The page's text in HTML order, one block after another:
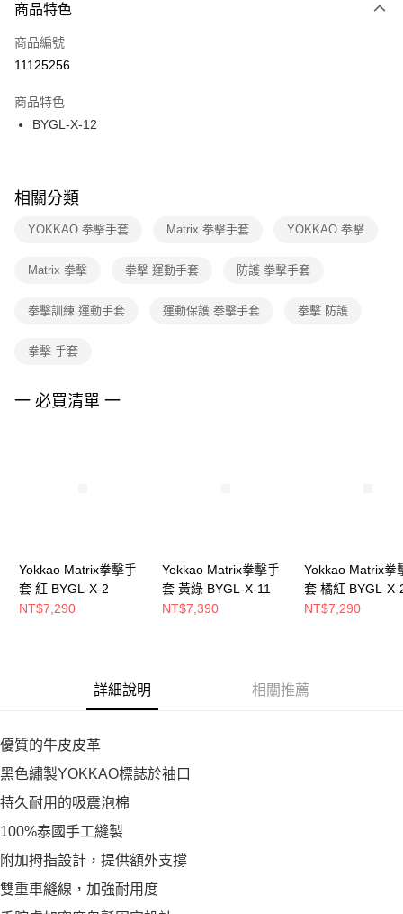
３．安心：先確認商品／服務後，再付款。
【「AFTEE先享後付」結帳流程】
１．於結帳方式選擇「AFTEE先享後付」後，將跳轉至「AFTEE先享後付」
２．訂單成立數日內，您將收到繳費通知簡訊。
３．收到繳費通知簡訊後14天內，點擊此簡訊中的連結，可透過四大超商／
ATM／網路銀行／等多元方式進行付款，方視為交易完成。
※ 交易是否成功請以「AFTEE先享後付 」之結帳頁面顯示為準，若有關於
是否繳費成功／繳費後需取消欲退款等相關疑問，請聯繫「AFTEE先享後付
客戶支援中心」https://netprotections.freshdesk.com/support/home
１．透過由恩沛科技股份有限公司提供之「AFTEE先享後付」服務完成之交
權轉讓予恩沛科技股份有限公司。
３．未成年的使用者請事先徵得法定代理人或監護人之同意方可使用
４．使用「AFTEE先享後付」時，將依據個別帳號之用戶狀況，依本公司即
每筆NT$100，滿NT$1,500(含以上)免運費
宅配
每筆NT$100，滿NT$1,500(含以上)免運費
付款後門市自取
每筆NT$100，滿NT$1,500(含以上)免運費
商品特色
商品編號
11125256
商品特色
BYGL-X-12
相關分類
YOKKAO 拳擊手套 Matrix 拳擊手套 YOKKAO 拳擊
Matrix 拳擊 拳擊 運動手套 防護 拳擊手套
拳擊訓練 運動手套 運動保護 拳擊手套 拳擊 防護
拳擊 手套
一 必買清單 一
Yokkao Matrix拳擊手
套 紅 BYGL-X-2
NT$7,290
Yokkao Matrix拳擊手
套 黃綠 BYGL-X-11
NT$7,390
Yokkao Matrix拳
套 橘紅 BYGL-X-
NT$7,290
詳細說明 相關推薦
優質的牛皮皮革
黑色繡製YOKKAO標誌於袖口
持久耐用的吸震泡棉
100%泰國手工縫製
附加拇指設計，提供額外支撐
雙重車縫線，加強耐用度